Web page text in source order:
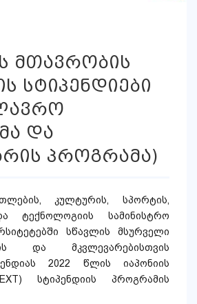
მთავრობის
სტიპენდიები
და
პროგრამა)
კულტურის, სპორტის,
ტექნოლოგიის სამინისტრო
სწავლის მსურველი
და მკვლევარებისთვის
2022 წლის იაპონიის
სტიპენდიის პროგრამის